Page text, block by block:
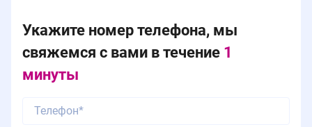
Укажите номер телефона, мы
свяжемся с вами в течение 1
минуты